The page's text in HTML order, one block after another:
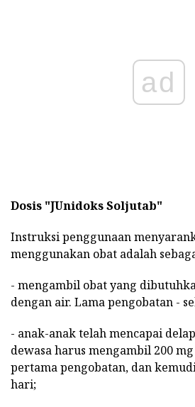
ad
Dosis "JUnidoks Soljutab"
Instruksi penggunaan
menggunakan obat adalah
- mengambil obat yang
dengan air. Lama pengobatan -
- anak-anak telah mencapai
dewasa harus mengambil 200
pertama pengobatan, dan
hari;